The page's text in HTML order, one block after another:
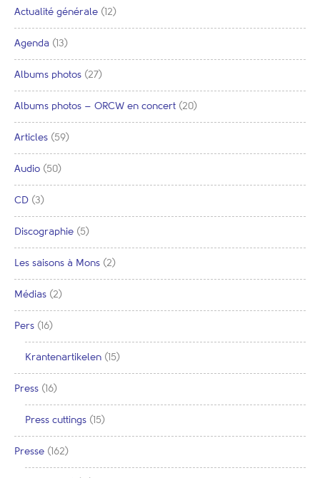
Actualité générale (12)
Agenda (13)
Albums photos (27)
Albums photos – ORCW en concert (20)
Articles (59)
Audio (50)
CD (3)
Discographie (5)
Les saisons à Mons (2)
Médias (2)
Pers (16)
Krantenartikelen (15)
Press (16)
Press cuttings (15)
Presse (162)